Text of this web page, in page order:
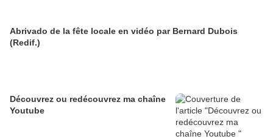
Abrivado de la fête locale en vidéo par Bernard Dubois
(Redif.)
Découvrez ou redécouvrez ma chaîne
Youtube